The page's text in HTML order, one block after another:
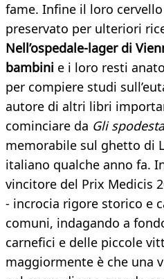
fame. Infine il loro
preservato per ulteriori
Nell’ospedale-lager di
bambini e i loro resti
per compiere studi
autore di altri libri
cominciare da Gli
memorabile sul ghetto di
italiano qualche anno fa.
vincitore del Prix Medicis
- incrocia rigore storico e
comuni, indagando a
carnefici e delle piccole
maggiormente è che una